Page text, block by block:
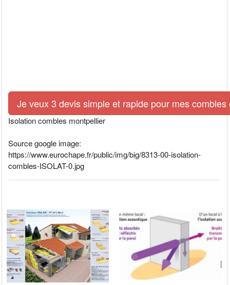
Je veux 3 devis simple et rapide pour mes
Isolation combles montpellier
Source google image:
https://www.eurochape.fr/public/img/big/8313-00-isolation-
combles-ISOLAT-0.jpg